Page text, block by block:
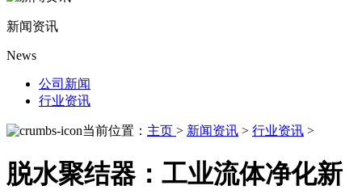
新闻资讯
News
公司新闻
行业资讯
当前位置： 主页 > 新闻资讯 > 行业资讯 >
脱水聚结器：工业流体净化新